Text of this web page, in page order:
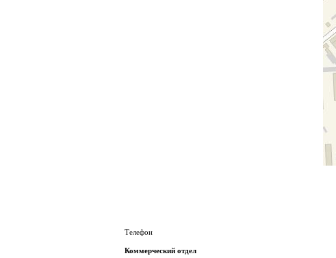
Телефон
Коммерческий отдел